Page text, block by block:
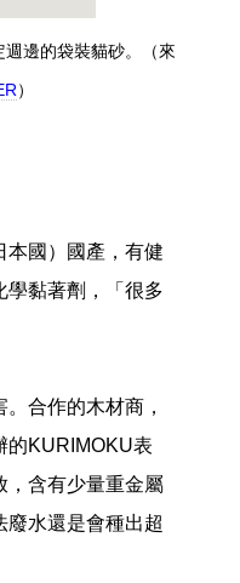
邊的袋裝貓砂。（來
）
本國）國產，有健
學黏著劑，「很多
合作的木材商，
的KURIMOKU表
，含有少量重金屬
廢水還是會種出超